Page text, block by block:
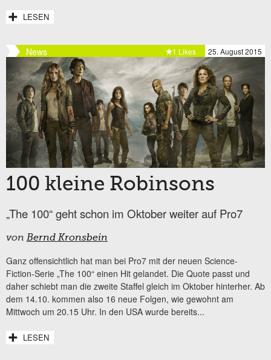
LESEN
News 25. August 2015
1 Likes
100 kleine Robinsons
„The 100“ geht schon im Oktober weiter auf Pro7
von Bernd Kronsbein
Ganz offensichtlich hat man bei Pro7 mit der neuen Science-
Fiction-Serie „The 100“ einen Hit gelandet. Die Quote passt und
daher schiebt man die zweite Staffel gleich im Oktober hinterher. Ab
dem 14.10. kommen also 16 neue Folgen, wie gewohnt am
Mittwoch um 20.15 Uhr. In den USA wurde bereits...
LESEN